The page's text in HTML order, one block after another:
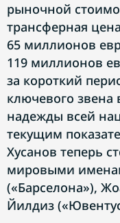
рыночной
трансферная
65 миллионов
119 миллионов
за короткий
ключевого звена
надежды всей
текущим
Хусанов теперь
мировыми
(«Барселона»),
Йилдиз